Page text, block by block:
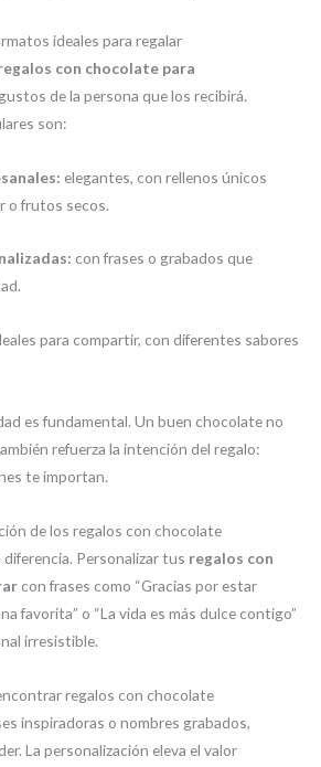
ideales para regalar
con chocolate para
de la persona que los recibirá.
son:
elegantes, con rellenos únicos
o frutos secos.
con frases o grabados que
para compartir, con diferentes sabores
es fundamental. Un buen chocolate no
refuerza la intención del regalo:
te importan.
de los regalos con chocolate
diferencia. Personalizar tus regalos con
con frases como “Gracias por estar
favorita” o “La vida es más dulce contigo”
irresistible.
regalos con chocolate
inspiradoras o nombres grabados,
La personalización eleva el valor